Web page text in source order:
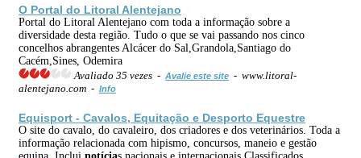
O Portal do Litoral Alentejano
Portal do Litoral Alentejano com toda a informação sobre a
diversidade desta região. Tudo o que se vai passando nos cinco
concelhos abrangentes Alcácer do Sal,Grandola,Santiago do
Cacém,Sines, Odemira
Avaliado 35 vezes - Avalie este site - www.litoral-
alentejano.com - Info
Equisport - Cavalos, Equitação e Desporto Equestre
O site do cavalo, do cavaleiro, dos criadores e dos veterinários. Toda a
informação relacionada com hipismo, concursos, maneio e gestão